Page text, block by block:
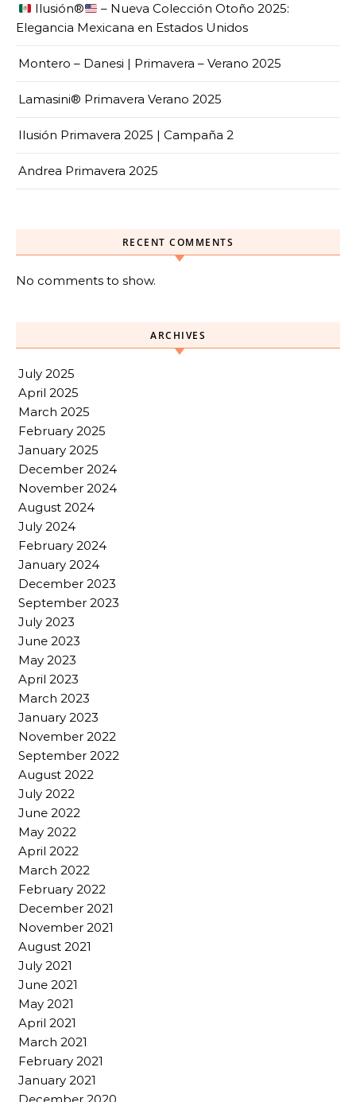
Ilusión®️
– Nueva Colección Otoño 2025:
Elegancia Mexicana en Estados Unidos
Montero – Danesi | Primavera – Verano 2025
Lamasini® Primavera Verano 2025
Ilusión Primavera 2025 | Campaña 2
Andrea Primavera 2025
RECENT COMMENTS
No comments to show.
ARCHIVES
July 2025
April 2025
March 2025
February 2025
January 2025
December 2024
November 2024
August 2024
July 2024
February 2024
January 2024
December 2023
September 2023
July 2023
June 2023
May 2023
April 2023
March 2023
January 2023
November 2022
September 2022
August 2022
July 2022
June 2022
May 2022
April 2022
March 2022
February 2022
December 2021
November 2021
August 2021
July 2021
June 2021
May 2021
April 2021
March 2021
February 2021
January 2021